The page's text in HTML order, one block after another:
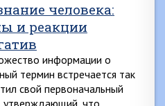
человека:
и реакции
информации о
термин встречается так
свой первоначальный
утверждающий, что